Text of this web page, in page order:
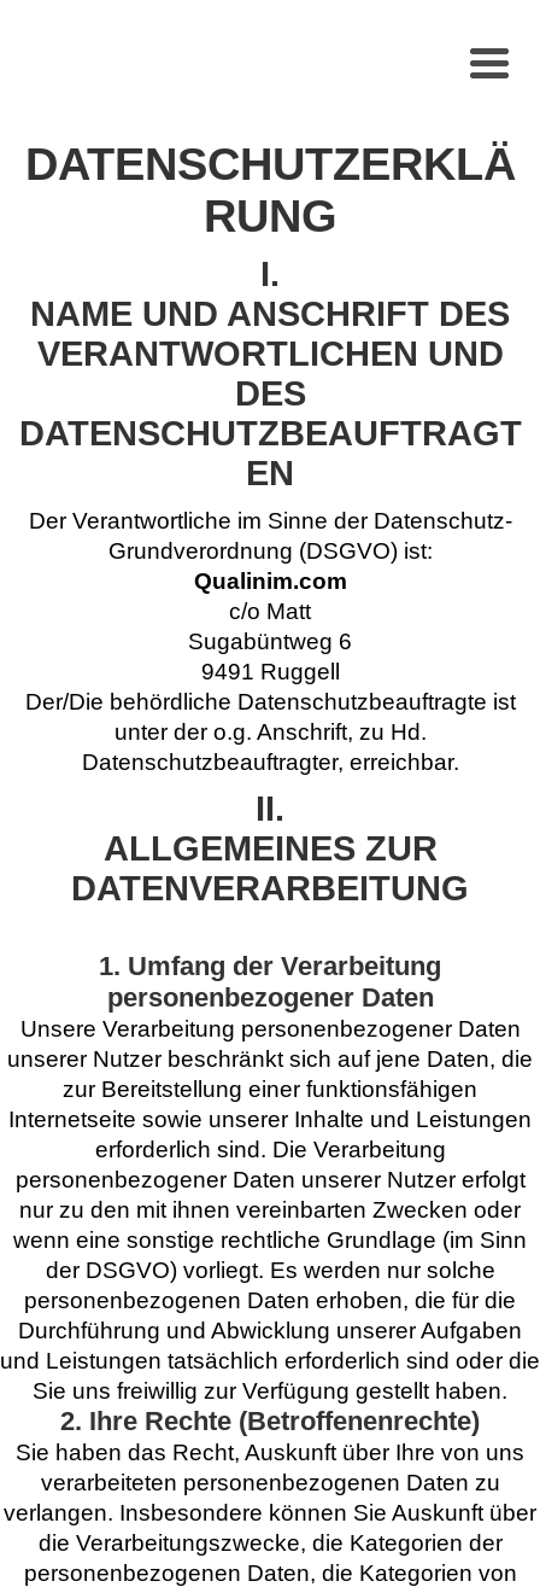
DATENSCHUTZERKLÄ
RUNG
I.
NAME UND ANSCHRIFT DES
VERANTWORTLICHEN UND
DES
DATENSCHUTZBEAUFTRAGT
EN
Der Verantwortliche im Sinne der Datenschutz-
Grundverordnung (DSGVO) ist:
Qualinim.com
c/o Matt
Sugabüntweg 6
9491 Ruggell
Der/Die behördliche Datenschutzbeauftragte ist
unter der o.g. Anschrift, zu Hd.
Datenschutzbeauftragter, erreichbar.
II.
ALLGEMEINES ZUR
DATENVERARBEITUNG
1. Umfang der Verarbeitung
personenbezogener Daten
Unsere Verarbeitung personenbezogener Daten
unserer Nutzer beschränkt sich auf jene Daten, die
zur Bereitstellung einer funktionsfähigen
Internetseite sowie unserer Inhalte und Leistungen
erforderlich sind. Die Verarbeitung
personenbezogener Daten unserer Nutzer erfolgt
nur zu den mit ihnen vereinbarten Zwecken oder
wenn eine sonstige rechtliche Grundlage (im Sinn
der DSGVO) vorliegt. Es werden nur solche
personenbezogenen Daten erhoben, die für die
Durchführung und Abwicklung unserer Aufgaben
und Leistungen tatsächlich erforderlich sind oder die
Sie uns freiwillig zur Verfügung gestellt haben.
2. Ihre Rechte (Betroffenenrechte)
Sie haben das Recht, Auskunft über Ihre von uns
verarbeiteten personenbezogenen Daten zu
verlangen. Insbesondere können Sie Auskunft über
die Verarbeitungszwecke, die Kategorien der
personenbezogenen Daten, die Kategorien von